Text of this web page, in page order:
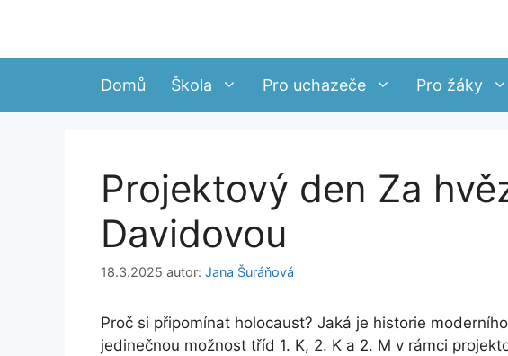
obsah
Domů Škola Pro uchazeče Pro žáky
Projektový den Za
Davidovou
18.3.2025 autor: Jana Šuráňová
Proč si připomínat holocaust? Jaká je historie
jedinečnou možnost tříd 1. K, 2. K a 2. M v rámci